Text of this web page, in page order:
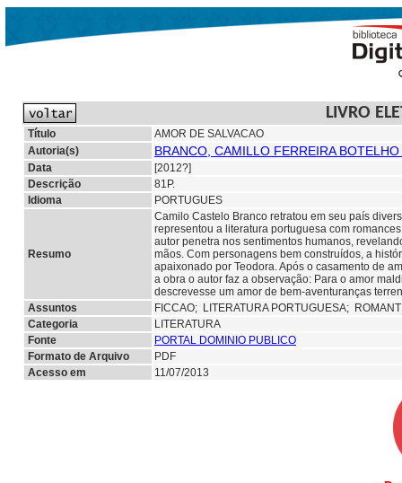
LIVRO
Título
AMOR DE SALVACAO
Autoria(s)
BRANCO, CAMILLO FERREIRA
Data
[2012?]
Descrição
81P.
Idioma
PORTUGUES
Resumo
Camilo Castelo Branco retratou em seu país
representou a literatura portuguesa com
autor penetra nos sentimentos humanos,
mãos. Com personagens bem construídos, a
apaixonado por Teodora. Após o casamento de
a obra o autor faz a observação: Para o amor
descrevesse um amor de bem-aventuranças
Assuntos
FICCAO; LITERATURA PORTUGUESA;
Categoria
LITERATURA
Fonte
PORTAL DOMINIO PUBLICO
Formato de Arquivo
PDF
Acesso em
11/07/2013